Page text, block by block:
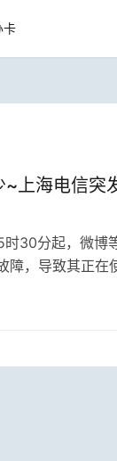
卡
上海电信突
30分起，微博
障，导致其正在